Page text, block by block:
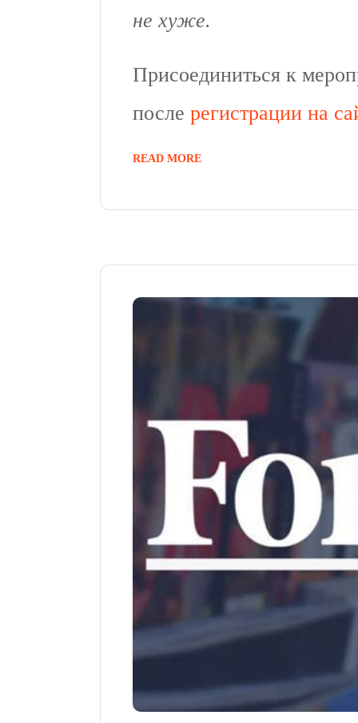
не хуже.
Присоединиться к
после регистрации на
READ MORE